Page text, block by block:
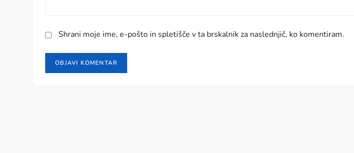
a
Shrani moje ime, e-pošto in spletišče v ta brskalnik za naslednjič, ko komentiram.